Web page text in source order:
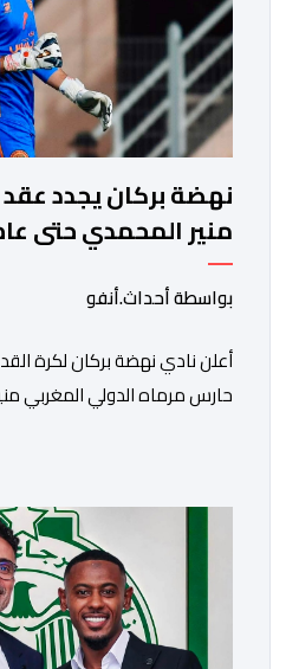
نهضة بركان يجدد
منير المحمدي حتى عام
بواسطة أحداث.أنفو
​أعلن نادي نهضة بركان لكرة
حارس مرماه الدولي المغربي
الاجتماعي، مصحوبا بعبارة
رغبة الإدارة في الحفاظ على
استقراره الفني […]